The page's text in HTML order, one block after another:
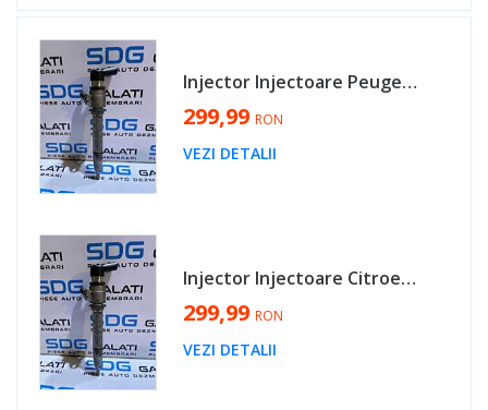
Injector Injectoare Peugeot 607 2.7 HDI 1999 - 2010 Cod 5U3Q-9K546-AA [MX0232]
299,99 RON
VEZI DETALII
Injector Injectoare Citroen C6 2.7 HDI 2005 - 2011 Cod 5U3Q-9K546-AA [MX0232]
299,99 RON
VEZI DETALII